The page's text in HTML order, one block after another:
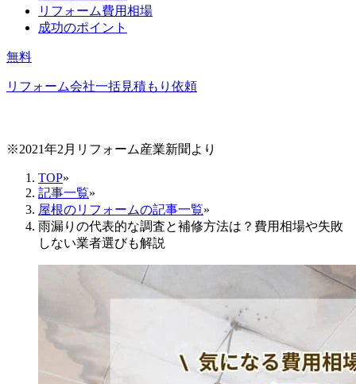
リフォーム費用相場
成功のポイント
無料
リフォーム会社一括見積もり依頼
※2021年2月リフォーム産業新聞より
TOP»
記事一覧»
屋根のリフォームの記事一覧»
雨漏りの代表的な調査と補修方法は？費用相場や失敗
しない業者選びも解説